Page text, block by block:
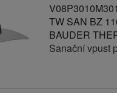
TW SAN BZ
BAUDER
Sanační vpust